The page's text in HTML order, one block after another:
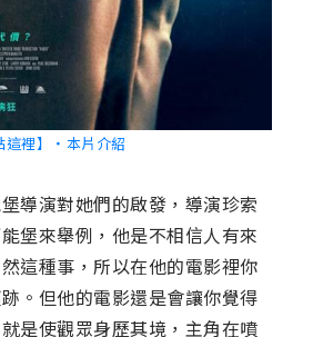
裡】 ‧本片介紹
演對她們的啟發，導演珍索
堡來舉例，他是不相信人有來
這種事，所以在他的電影裡你
。但他的電影還是會讓你覺得
是使觀眾身歷其境，主角在噴